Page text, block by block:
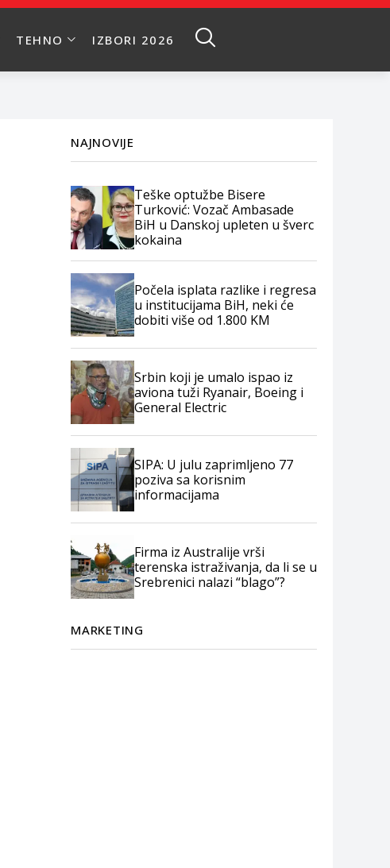
TEHNO IZBORI 2026
NAJNOVIJE
Teške optužbe Bisere
Turković: Vozač Ambasade
BiH u Danskoj upleten u šverc
kokaina
Počela isplata razlike i regresa
u institucijama BiH, neki će
dobiti više od 1.800 KM
Srbin koji je umalo ispao iz
aviona tuži Ryanair, Boeing i
General Electric
SIPA: U julu zaprimljeno 77
poziva sa korisnim
informacijama
Firma iz Australije vrši
terenska istraživanja, da li se u
Srebrenici nalazi “blago”?
MARKETING